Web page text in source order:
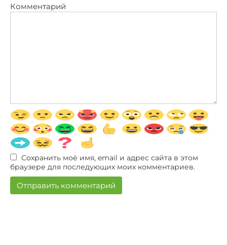
Комментарий
Сохранить моё имя, email и адрес сайта в этом
браузере для последующих моих комментариев.